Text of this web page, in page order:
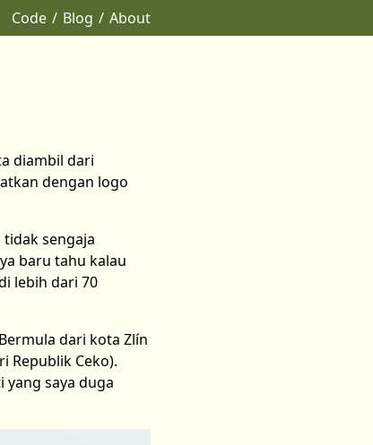
Code Blog About
diambil dari
dengan logo
sengaja
baru tahu kalau
lebih dari 70
dari kota Zlín
Republik Ceko).
saya duga